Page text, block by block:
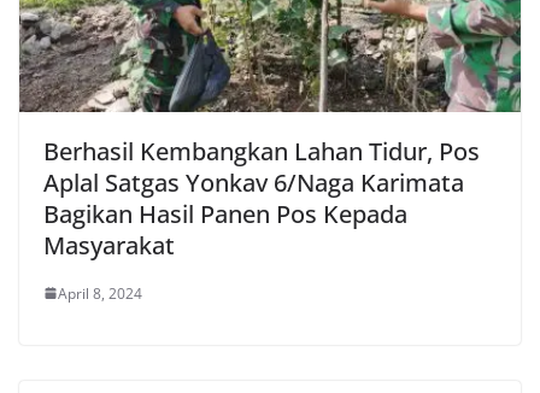
Berhasil Kembangkan Lahan Tidur, Pos
Aplal Satgas Yonkav 6/Naga Karimata
Bagikan Hasil Panen Pos Kepada
Masyarakat
April 8, 2024